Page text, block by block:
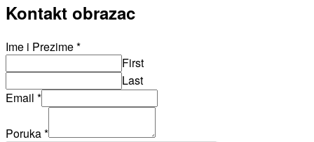
Kontakt obrazac
Ime i Prezime*
First
Last
Email *
Poruka*